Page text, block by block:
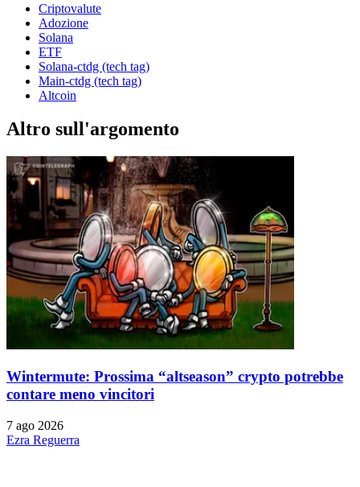
Criptovalute
Adozione
Solana
ETF
Solana-ctdg (tech tag)
Main-ctdg (tech tag)
Altcoin
Altro sull'argomento
Wintermute: Prossima “altseason” crypto potrebbe
contare meno vincitori
7 ago 2026
Ezra Reguerra